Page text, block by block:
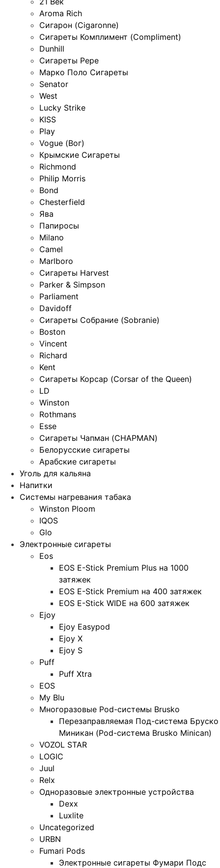
Aroma Rich
Сигарон (Cigaronne)
Сигареты Комплимент (Compliment)
Dunhill
Сигареты Pepe
Марко Поло Сигареты
Senator
West
Lucky Strike
KISS
Play
Vogue (Вог)
Крымские Сигареты
Richmond
Philip Morris
Bond
Chesterfield
Ява
Папиросы
Milano
Camel
Marlboro
Сигареты Harvest
Parker & Simpson
Parliament
Davidoff
Сигареты Собрание (Sobranie)
Boston
Vincent
Richard
Kent
Сигареты Корсар (Corsar of the Queen)
LD
Winston
Rothmans
Esse
Сигареты Чапман (CHAPMAN)
Белорусские сигареты
Арабские сигареты
Уголь для кальяна
Напитки
Системы нагревания табака
Winston Ploom
IQOS
Glo
Электронные сигареты
Eos
EOS E-Stick Premium Plus на 1000
затяжек
EOS E-Stick Premium на 400 затяжек
EOS E-Stick WIDE на 600 затяжек
Ejoy
Ejoy Easypod
Ejoy X
Ejoy S
Puff
Puff Xtra
EOS
My Blu
Многоразовые Pod-системы Brusko
Перезаправляемая Под-система Бруско
Миникан (Pod-система Brusko Minican)
VOZOL STAR
LOGIC
Juul
Relx
Одноразовые электронные устройства
Dexx
Luxlite
Uncategorized
URBN
Fumari Pods
Электронные сигареты Фумари Подс